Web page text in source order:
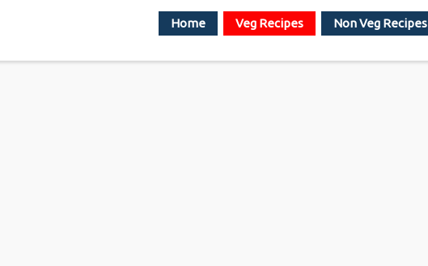
Home Veg Recipes Non Veg Recipes